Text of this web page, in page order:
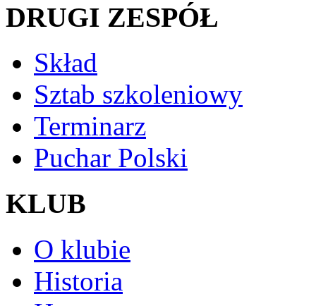
DRUGI ZESPÓŁ
Skład
Sztab szkoleniowy
Terminarz
Puchar Polski
KLUB
O klubie
Historia